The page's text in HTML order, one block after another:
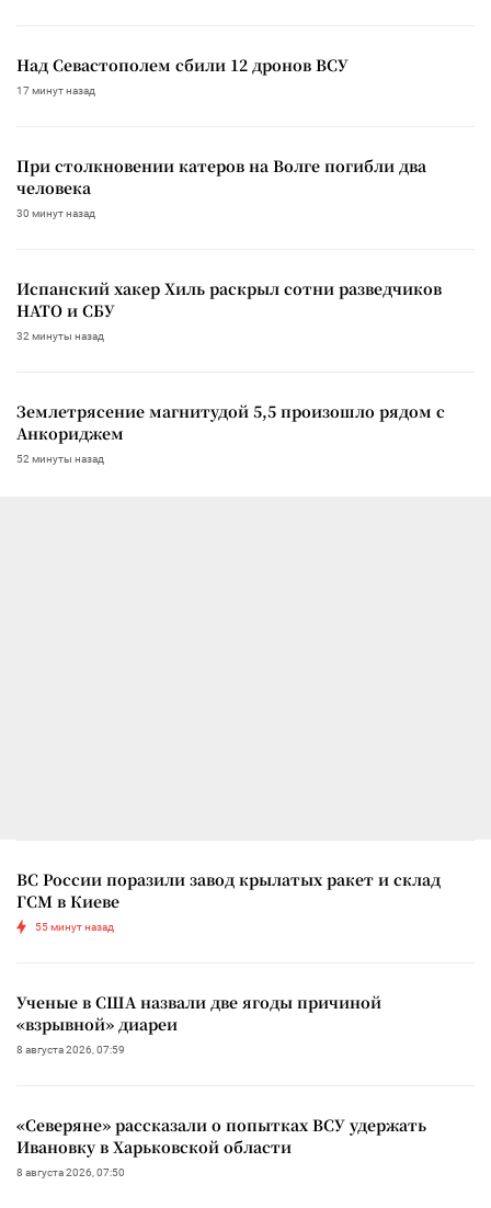
Над Севастополем сбили 12 дронов ВСУ
17 минут назад
При столкновении катеров на Волге погибли два
человека
30 минут назад
Испанский хакер Хиль раскрыл сотни разведчиков
НАТО и СБУ
32 минуты назад
Землетрясение магнитудой 5,5 произошло рядом с
Анкориджем
52 минуты назад
ВС России поразили завод крылатых ракет и склад
ГСМ в Киеве
55 минут назад
Ученые в США назвали две ягоды причиной
«взрывной» диареи
8 августа 2026, 07:59
«Северяне» рассказали о попытках ВСУ удержать
Ивановку в Харьковской области
8 августа 2026, 07:50